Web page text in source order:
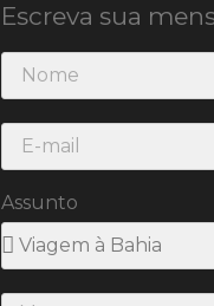
Escreva sua
Assunto